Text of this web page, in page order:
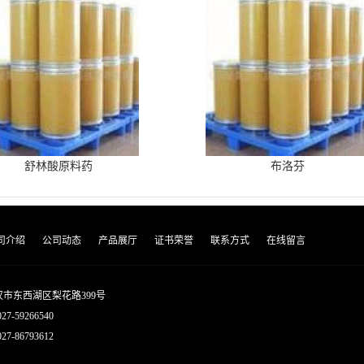
舒林酸原料药 布洛芬
介绍 公司动态 产品展厅 证书荣誉 联系方式 在线留言
市东西湖区梨花路399号
59266540
86793612